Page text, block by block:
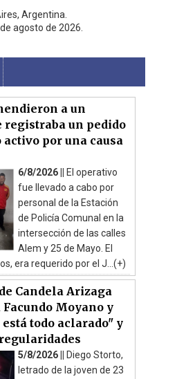
Argentina.
agosto de 2026.
a un
registraba un pedido
activo por una causa
6/8/2026 ||
El operativo
fue llevado a cabo por
personal de la Estación
de Policía Comunal en la
intersección de las calles
Alem y 25 de Mayo. El
era requerido por el J...(+)
Candela Arizaga
Moyano y
todo aclarado" y
5/8/2026 ||
Diego Storto,
letrado de la joven de 23